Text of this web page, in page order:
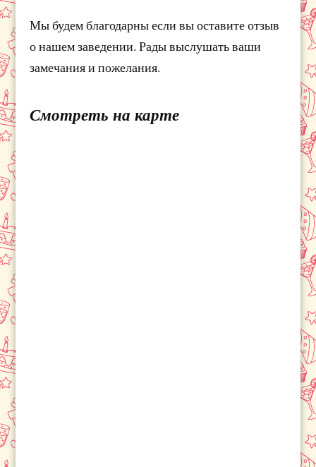
Мы будем благодарны если вы оставите отзыв
о нашем заведении. Рады выслушать ваши
замечания и пожелания.
Смотреть на карте